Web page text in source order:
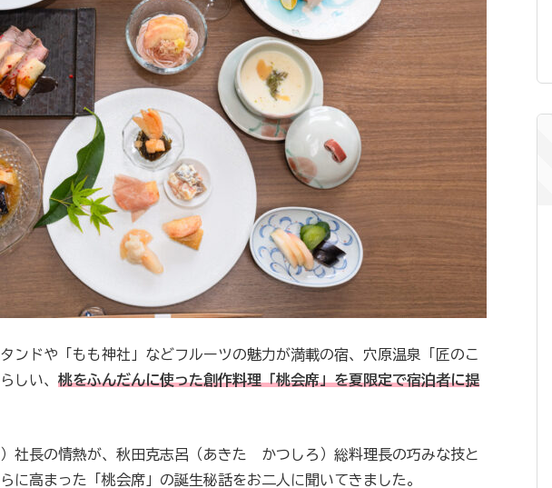
ンドや「もも神社」などフルーツの魅力が満載の宿、穴原温泉「匠のこ
しい、 桃をふんだんに使った創作料理「桃会席」を夏限定で宿泊者に提
長の情熱が、秋田克志呂（あきた かつしろ）総料理長の巧みな技と
に高まった「桃会席」の誕生秘話をお二人に聞いてきました。